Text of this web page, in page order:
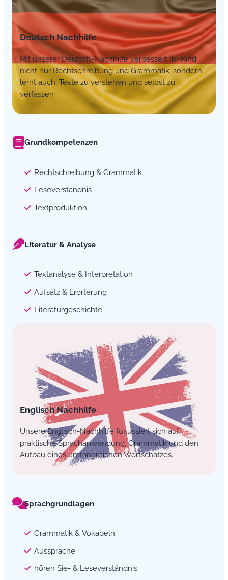
Deutsch Nachhilfe
Mit unserer Deutsch-Nachhilfe verbessert Ihr Kind
nicht nur Rechtschreibung und Grammatik, sondern
lernt auch, Texte zu verstehen und selbst zu
verfassen
Grundkompetenzen
Rechtschreibung & Grammatik
Leseverständnis
Textproduktion
Literatur & Analyse
Textanalyse & Interpretation
Aufsatz & Erörterung
Literaturgeschichte
Englisch Nachhilfe
Unsere Englisch-Nachhilfe fokussiert sich auf
praktische Sprachanwendung, Grammatik und den
Aufbau eines umfangreichen Wortschatzes.
Sprachgrundlagen
Grammatik & Vokabeln
Aussprache
hören Sie- & Leseverständnis